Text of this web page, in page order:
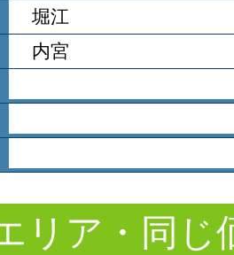
堀江
内宮
リア・同じ